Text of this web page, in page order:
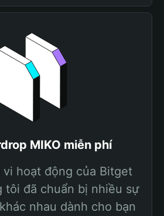
MIKO miễn phí
vi hoạt động của Bitget
tôi đã chuẩn bị nhiều sự
nhau dành cho bạn